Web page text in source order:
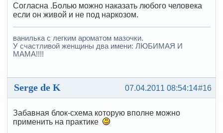
Согласна .Болью можно наказать любого человека
если он живой и не под наркозом.
ванилька с легким ароматом мазочки.
У счастливой женщины два имени: ЛЮБИМАЯ И
МАМА!!!!
#16
07.04.2011 08:54:14
Serge de K
Забавная блок-схема которую вполне можно
применить на практике